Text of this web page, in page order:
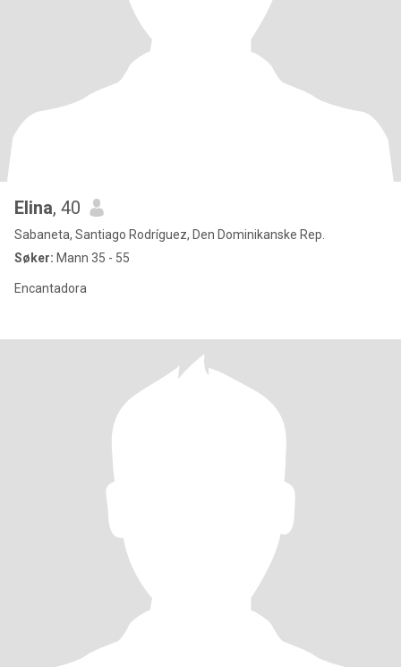
Elina, 40
Sabaneta, Santiago Rodríguez, Den Dominikanske Rep.
Søker: Mann 35 - 55
Encantadora